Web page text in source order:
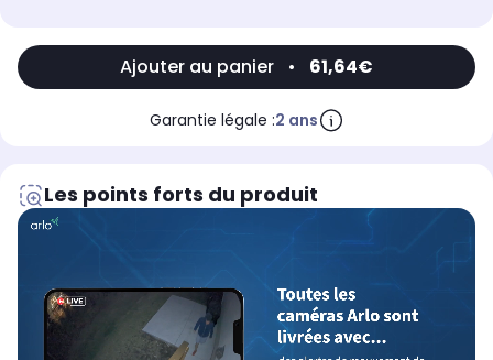
Ajouter au panier • 61,64€
Garantie légale :2 ans
Les points forts du produit